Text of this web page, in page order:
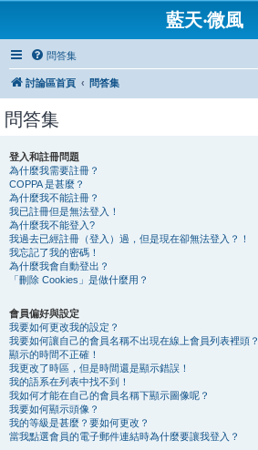
藍天‧微風
問答集
討論區首頁 問答集
問答集
登入和註冊問題
為什麼我需要註冊？
COPPA 是甚麼？
為什麼我不能註冊？
我已註冊但是無法登入！
為什麼我不能登入?
我過去已經註冊（登入）過，但是現在卻無法登入？！
我忘記了我的密碼！
為什麼我會自動登出？
「刪除 Cookies」是做什麼用？
會員偏好與設定
我要如何更改我的設定？
我要如何讓自己的會員名稱不出現在線上會員列表裡頭？
顯示的時間不正確！
我更改了時區，但是時間還是顯示錯誤！
我的語系在列表中找不到！
我如何才能在自己的會員名稱下顯示圖像呢？
我要如何顯示頭像？
我的等級是甚麼？要如何更改？
當我點選會員的電子郵件連結時為什麼要讓我登入？